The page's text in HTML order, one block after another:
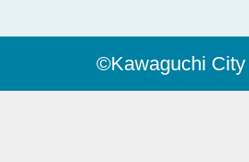
©Kawaguchi City